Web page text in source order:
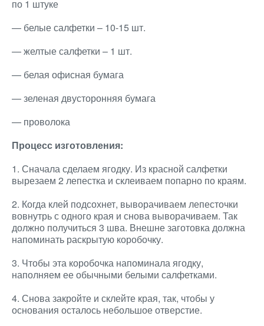
по 1 штуке
— белые салфетки – 10-15 шт.
— желтые салфетки – 1 шт.
— белая офисная бумага
— зеленая двусторонняя бумага
— проволока
Процесс изготовления:
1. Сначала сделаем ягодку. Из красной салфетки
вырезаем 2 лепестка и склеиваем попарно по краям.
2. Когда клей подсохнет, выворачиваем лепесточки
вовнутрь с одного края и снова выворачиваем. Так
должно получиться 3 шва. Внешне заготовка должна
напоминать раскрытую коробочку.
3. Чтобы эта коробочка напоминала ягодку,
наполняем ее обычными белыми салфетками.
4. Снова закройте и склейте края, так, чтобы у
основания осталось небольшое отверстие.